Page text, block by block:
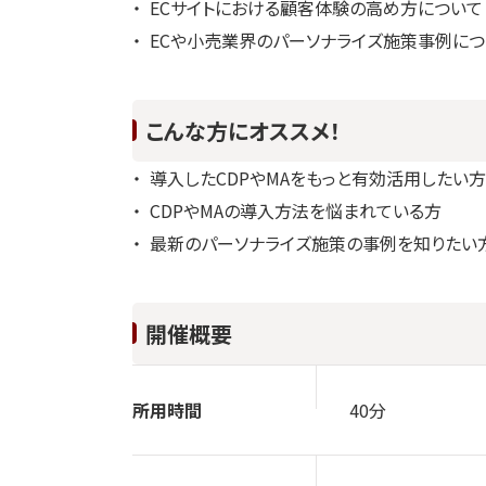
ECサイトにおける顧客体験の高め方について
ECや小売業界のパーソナライズ施策事例に
こんな方にオススメ！
導入したCDPやMAをもっと有効活用したい方
CDPやMAの導入方法を悩まれている方
最新のパーソナライズ施策の事例を知りたい
開催概要
所用時間 40分